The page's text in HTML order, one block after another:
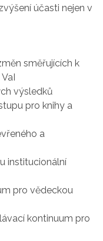
účasti nejen v
směřujících k
výsledků
pro knihy a
a
institucionální
pro vědeckou
kontinuum pro